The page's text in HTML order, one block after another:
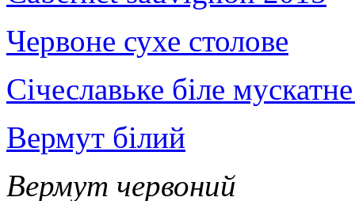
Червоне сухе столове
Січеславьке біле
Вермут білий
Вермут червоний